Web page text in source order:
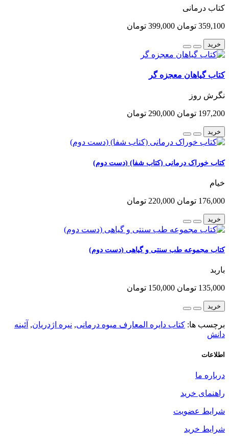
کتاب درمانی
359,100 تومان 399,000 تومان
خرید
کتاب گیاهان معجزه گر
نگرش روز
197,200 تومان 290,000 تومان
خرید
کتاب خوراک درمانی (کتاب شفا) (دست دوم)
خیام
176,000 تومان 220,000 تومان
خرید
کتاب مجموعه طب سنتی و گیاهی (دست دوم)
باربد
135,000 تومان 150,000 تومان
خرید
برچسب ها: کتاب دایره المعارف میوه درمانی, نیره اژدریان, آئینه
دانش
اطلاعات
درباره ما
راهنمای خرید
شرایط عضویت
شرایط خرید